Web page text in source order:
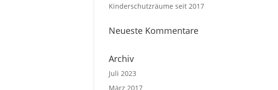
Kinderschutzräume seit 2017
Neueste Kommentare
Archiv
Juli 2023
März 2017